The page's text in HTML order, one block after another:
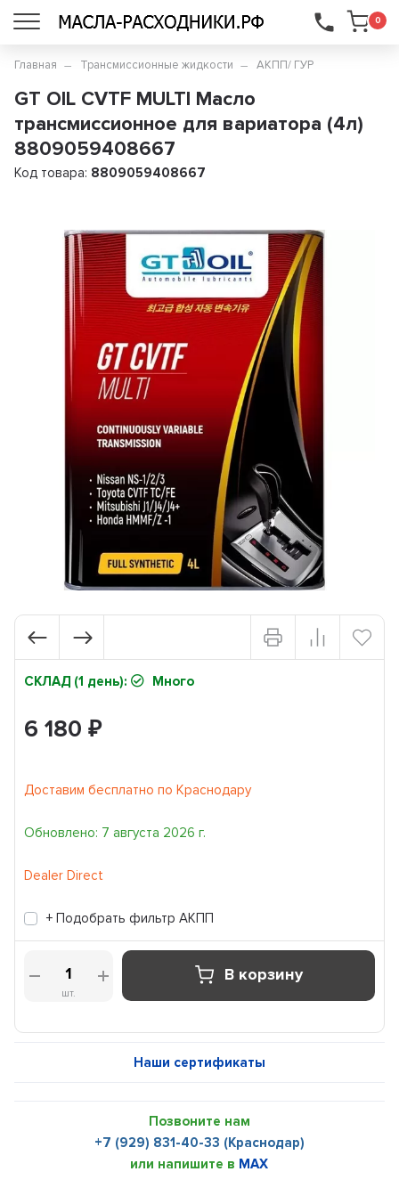
0
...
Главная Трансмиссионные жидкости АКПП/ ГУР
GT OIL CVTF MULTI Масло
трансмиссионное для вариатора (4л)
8809059408667
Код товара: 8809059408667
СКЛАД (1 день): Много
6 180₽
Доставим бесплатно по Краснодару
Обновлено: 7 августа 2026 г.
Dealer Direct
+ Подобрать фильтр АКПП
шт.
В корзину
Наши сертификаты
Позвоните нам
+7 (929) 831-40-33 (Краснодар)
или напишите в MAX